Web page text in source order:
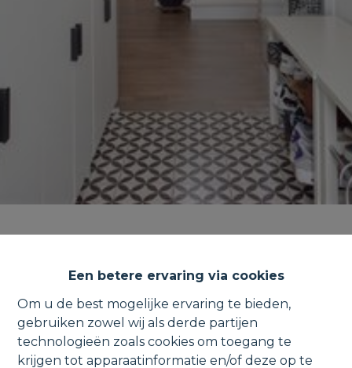
Een betere ervaring via cookies
Om u de best mogelijke ervaring te bieden,
gebruiken zowel wij als derde partijen
technologieën zoals cookies om toegang te
krijgen tot apparaatinformatie en/of deze op te
tuin.